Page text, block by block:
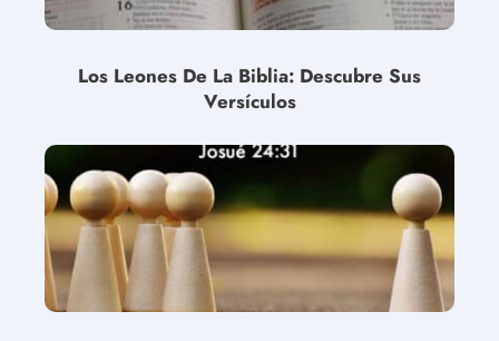
Los Leones De La Biblia: Descubre Sus
Versículos